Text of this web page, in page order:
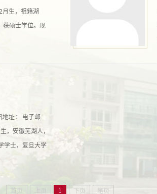
月生，祖籍湖
获硕士学位。现
，安徽芜湖人，
学士，复旦大学
首页 1 下页 尾页